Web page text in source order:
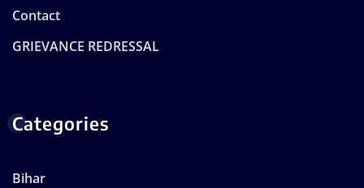
Contact
GRIEVANCE REDRESSAL
Categories
Bihar